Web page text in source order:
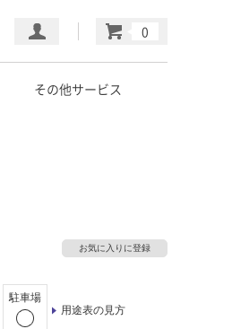
その他サービス
お気に入りに登録
駐車場
用途表の見方